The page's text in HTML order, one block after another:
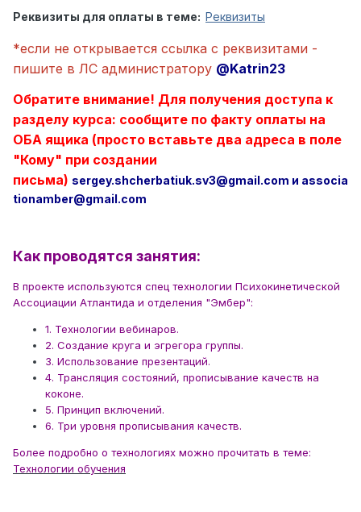
Реквизиты для оплаты в теме: Реквизиты
*если не открывается ссылка с реквизитами -
пишите в ЛС администратору @Katrin23
Обратите внимание! Для получения доступа к
разделу курса: сообщите по факту оплаты на
ОБА ящика (просто вставьте два адреса в поле
"Кому" при создании
письма) sergey.shcherbatiuk.sv3@gmail.com и associa
tionamber@gmail.com
Как проводятся занятия:
В проекте используются спец технологии Психокинетической
Ассоциации Атлантида и отделения "Эмбер":
1. Технологии вебинаров.
2. Создание круга и эгрегора группы.
3. Использование презентаций.
4. Трансляция состояний, прописывание качеств на
коконе.
5. Принцип включений.
6. Три уровня прописывания качеств.
Более подробно о технологиях можно прочитать в теме:
Технологии обучения